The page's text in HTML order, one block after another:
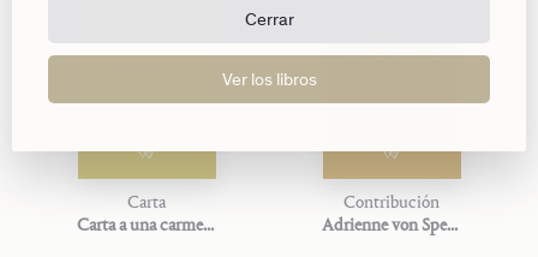
UNA
Carta
Carta a una carmelita
VON SPEYR
Contribución
Adrienne von Speyr
Cerrar
Ver los libros